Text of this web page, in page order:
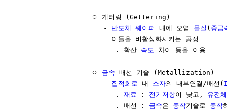
  ㅇ 게터링 (Gettering)
     -
반도체 웨이퍼 내에 오염 물질 ( 중금
       이들을 비활성화시키는 공정
        . 확산
속도 차이 등을 이용
  ㅇ
금속 배선 기술 (Metallization)
     -
집적회로 내 소자의 내부연결/배선(
        .
재료 : 전기저항이 낮고, 유전체
        . 배선 :
금속은 증착기술로 증착